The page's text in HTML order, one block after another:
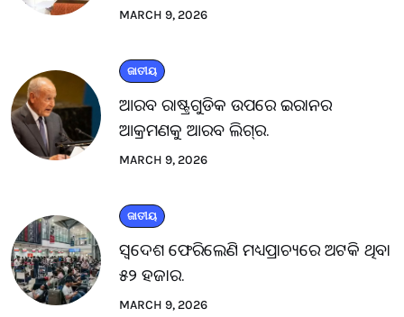
MARCH 9, 2026
ଜାତୀୟ
ଆରବ ରାଷ୍ଟ୍ରଗୁଡିକ ଉପରେ ଇରାନର
ଆକ୍ରମଣକୁ ଆରବ ଲିଗ୍‌ର.
MARCH 9, 2026
ଜାତୀୟ
ସ୍ବଦେଶ ଫେରିଲେଣି ମଧ୍ୟପ୍ରାଚ୍ୟରେ ଅଟକି ଥିବା
୫୨ ହଜାର.
MARCH 9, 2026